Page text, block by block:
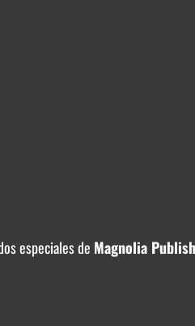
especiales de Magnolia